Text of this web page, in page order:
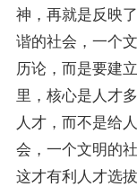
神，再就是反映
谐的社会，一个
历论，而是要建
里，核心是人才
人才，而不是给
会，一个文明的
这才有利人才选拔